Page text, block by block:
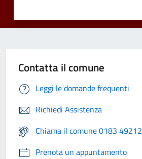
Contatta il comune
Leggi le domande frequenti
Richiedi Assistenza
Chiama il comune 0183 49212
Prenota un appuntamento